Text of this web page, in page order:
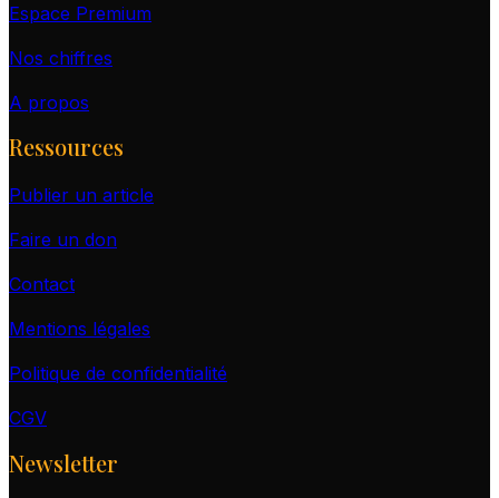
Espace Premium
Nos chiffres
A propos
Ressources
Publier un article
Faire un don
Contact
Mentions légales
Politique de confidentialité
CGV
Newsletter